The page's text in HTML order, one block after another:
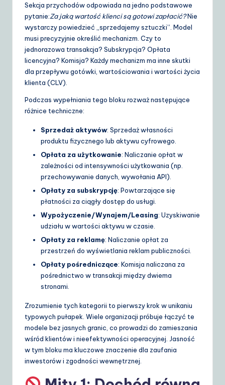
Sekcja przychodów odpowiada na jedno podstawowe
pytanie:Za jaką wartość klienci są gotowi zapłacić?Nie
wystarczy powiedzieć „sprzedajemy sztuczki”. Model
musi precyzyjnie określić mechanizm. Czy to
jednorazowa transakcja? Subskrypcja? Opłata
licencyjna? Komisja? Każdy mechanizm ma inne skutki
dla przepływu gotówki, wartościowania i wartości życia
klienta (CLV).
Podczas wypełniania tego bloku rozważ następujące
różnice techniczne:
Sprzedaż aktywów: Sprzedaż własności
produktu fizycznego lub aktywu cyfrowego.
Opłata za użytkowanie: Naliczanie opłat w
zależności od intensywności użytkowania (np.
przechowywanie danych, wywołania API).
Opłaty za subskrypcję: Powtarzające się
płatności za ciągły dostęp do usługi.
Wypożyczenie/Wynajem/Leasing: Uzyskiwanie
udziału w wartości aktywu w czasie.
Opłaty za reklamę: Naliczanie opłat za
przestrzeń do wyświetlania reklam publiczności.
Opłaty pośredniczące: Komisja naliczana za
pośrednictwo w transakcji między dwiema
stronami.
Zrozumienie tych kategorii to pierwszy krok w unikaniu
typowych pułapek. Wiele organizacji próbuje łączyć te
modele bez jasnych granic, co prowadzi do zamieszania
wśród klientów i nieefektywności operacyjnej. Jasność
w tym bloku ma kluczowe znaczenie dla zaufania
inwestorów i zgodności wewnętrznej.